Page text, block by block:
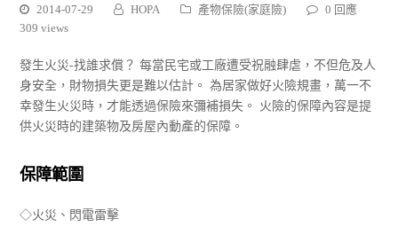
2014-07-29 HOPA 產物保險(家庭險)
0 回應
309 views
發生火災-找誰求償？ 每當民宅或工廠遭受祝融肆虐，不但危及人
身安全，財物損失更是難以估計。 為居家做好火險規畫，萬一不
幸發生火災時，才能透過保險來彌補損失。 火險的保障內容是提
供火災時的建築物及房屋內動產的保障。
保障範圍
◇火災、閃電雷擊